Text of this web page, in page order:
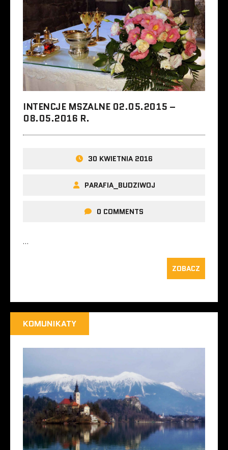
INTENCJE MSZALNE 02.05.2015 –
08.05.2016 R.
30 KWIETNIA 2016
PARAFIA_BUDZIWOJ
0 COMMENTS
…
ZOBACZ
KOMUNIKATY